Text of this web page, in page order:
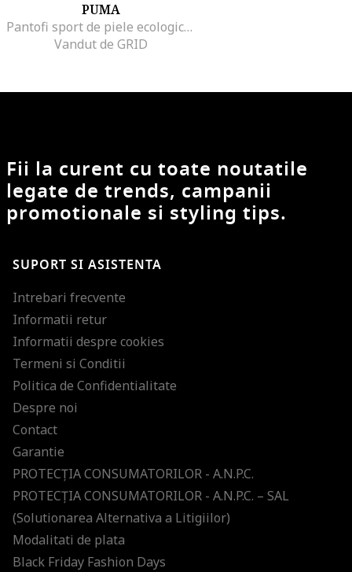
PUMA
Pantofi sport de piele ecologica Court Classy, Alb optic
Vandut de GRID
Fii la curent cu toate noutatile
legate de trends, campanii
promotionale si styling tips.
SUPORT SI ASISTENTA
Intrebari frecvente
Informatii retur
Informatii despre cookies
Termeni si Conditii
Politica de Confidentialitate
Despre noi
Contact
Garantie
PROTECŢIA CONSUMATORILOR - A.N.P.C.
PROTECŢIA CONSUMATORILOR - A.N.P.C. – SAL
(Solutionarea Alternativa a Litigiilor)
Modalitati de plata
Black Friday Fashion Days